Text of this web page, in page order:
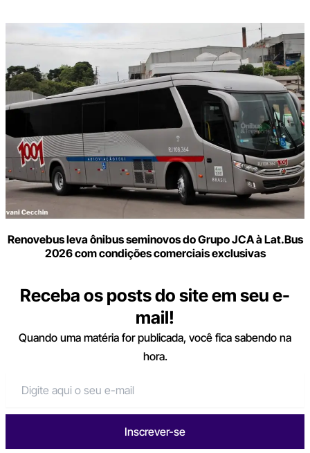
Renovebus leva ônibus seminovos do Grupo JCA à Lat.Bus
2026 com condições comerciais exclusivas
Receba os posts do site em seu e-
mail!
Quando uma matéria for publicada, você fica sabendo na
hora.
Inscrever-se